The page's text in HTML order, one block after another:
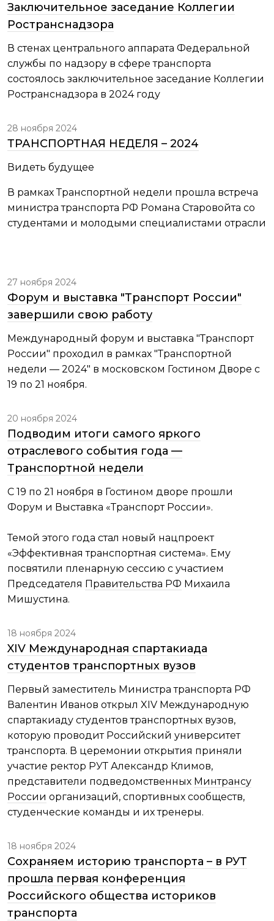
Заключительное заседание Коллегии
Ространснадзора
В стенах центрального аппарата Федеральной
службы по надзору в сфере транспорта
состоялось заключительное заседание Коллегии
Ространснадзора в 2024 году
28 ноября 2024
ТРАНСПОРТНАЯ НЕДЕЛЯ – 2024
Видеть будущее
В рамках Транспортной недели прошла встреча
министра транспорта РФ Романа Старовойта со
студентами и молодыми специалистами отрасли
27 ноября 2024
Форум и выставка "Транспорт России"
завершили свою работу
Международный форум и выставка "Транспорт
России" проходил в рамках "Транспортной
недели — 2024" в московском Гостином Дворе с
19 по 21 ноября.
20 ноября 2024
Подводим итоги самого яркого
отраслевого события года —
Транспортной недели
С 19 по 21 ноября в Гостином дворе прошли
Форум и Выставка «Транспорт России».
Темой этого года стал новый нацпроект
«Эффективная транспортная система». Ему
посвятили пленарную сессию с участием
Председателя Правительства РФ Михаила
Мишустина.
18 ноября 2024
XIV Международная спартакиада
студентов транспортных вузов
Первый заместитель Министра транспорта РФ
Валентин Иванов открыл XIV Международную
спартакиаду студентов транспортных вузов,
которую проводит Российский университет
транспорта. В церемонии открытия приняли
участие ректор РУТ Александр Климов,
представители подведомственных Минтрансу
России организаций, спортивных сообществ,
студенческие команды и их тренеры.
18 ноября 2024
Сохраняем историю транспорта – в РУТ
прошла первая конференция
Российского общества историков
транспорта